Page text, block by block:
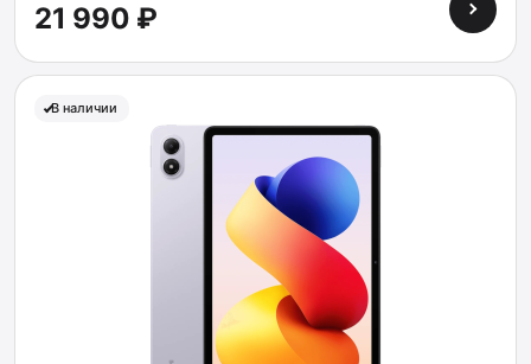
21 990 ₽
В наличии